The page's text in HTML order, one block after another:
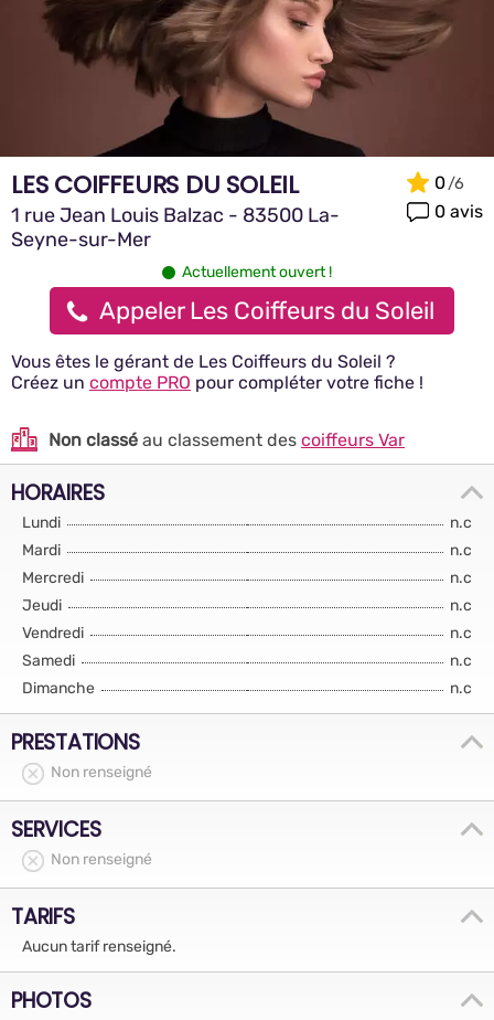
LES COIFFEURS DU SOLEIL
1 rue Jean Louis Balzac - 83500 La-
Seyne-sur-Mer
0
0 avis
Actuellement ouvert !
Appeler Les Coiffeurs du Soleil
Vous êtes le gérant de Les Coiffeurs du Soleil ?
Créez un compte PRO pour compléter votre fiche !
Non classé au classement des coiffeurs Var
HORAIRES
Lundi
n.c
Mardi
n.c
Mercredi
n.c
Jeudi
n.c
Vendredi
n.c
Samedi
n.c
Dimanche
n.c
PRESTATIONS
Non renseigné
SERVICES
Non renseigné
TARIFS
Aucun tarif renseigné.
PHOTOS